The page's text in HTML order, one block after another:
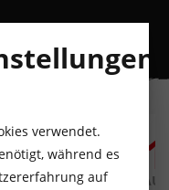
MO
10 DI
11
AUGUST
verwendet.
während es
auf